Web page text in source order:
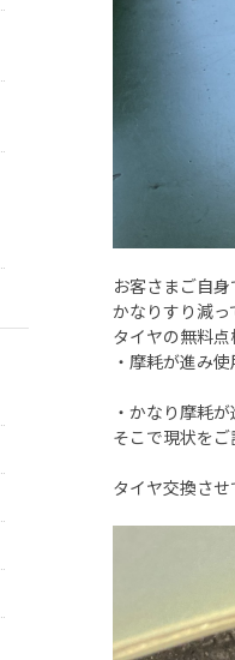
お客さまご自身
かなりすり減っ
タイヤの無料点
・摩耗が進み
・かなり摩耗が
そこで現状をご
タイヤ交換させ